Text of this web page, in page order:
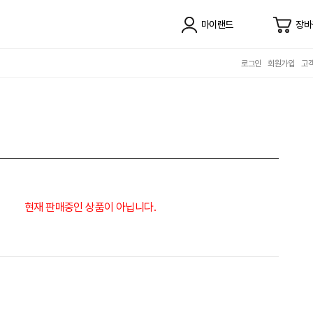
마이랜드 장
로그인 회원가입 고
현재 판매중인 상품이 아닙니다.